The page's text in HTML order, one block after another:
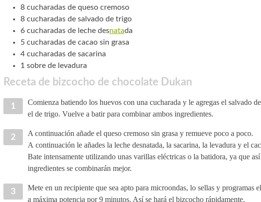
8 cucharadas de queso cremoso
8 cucharadas de salvado de trigo
6 cucharadas de leche desnatada
5 cucharadas de cacao sin grasa
4 cucharadas de sacarina
1 sobre de levadura
Receta de bizcocho de chocolate Dukan
Comienza batiendo los huevos con una cucharada y le agregas el salvado
el de trigo. Vuelve a batir para combinar ambos ingredientes.
A continuación añade el queso cremoso sin grasa y remueve poco a poco.
A continuación le añades la leche desnatada, la sacarina, la levadura y el
Bate intensamente utilizando unas varillas eléctricas o la batidora, ya que
ingredientes se combinarán mejor.
Mete en un recipiente que sea apto para microondas, lo sellas y programas
a máxima potencia por 9 minutos. Así se hará el bizcocho rápidamente.